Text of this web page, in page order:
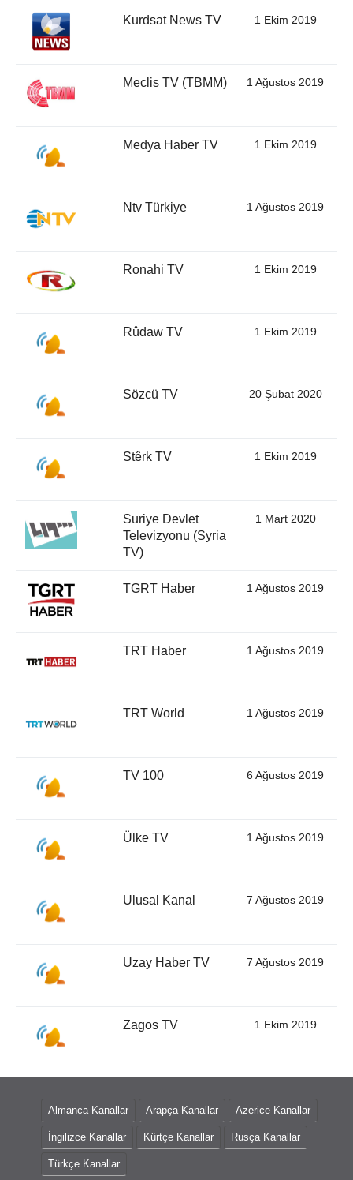
Kurdsat News TV 1 Ekim 2019
Meclis TV (TBMM) 1 Ağustos 2019
Medya Haber TV 1 Ekim 2019
Ntv Türkiye 1 Ağustos 2019
Ronahi TV 1 Ekim 2019
Rûdaw TV 1 Ekim 2019
Sözcü TV 20 Şubat 2020
Stêrk TV 1 Ekim 2019
Suriye Devlet
Televizyonu (Syria
TV)
1 Mart 2020
TGRT Haber 1 Ağustos 2019
TRT Haber 1 Ağustos 2019
TRT World 1 Ağustos 2019
TV 100 6 Ağustos 2019
Ülke TV 1 Ağustos 2019
Ulusal Kanal 7 Ağustos 2019
Uzay Haber TV 7 Ağustos 2019
Zagos TV 1 Ekim 2019
Almanca Kanallar Arapça Kanallar Azerice Kanallar
İngilizce Kanallar Kürtçe Kanallar Rusça Kanallar
Türkçe Kanallar